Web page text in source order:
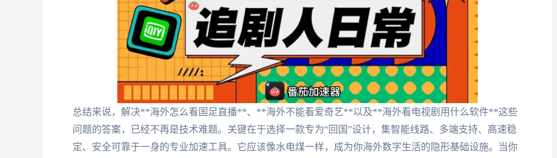
总结来说，解决**海外怎么看国足直播**、**海外不能看爱奇艺**以及**海外看电视剧用什么软件**这些
问题的答案，已经不再是技术难题。关键在于选择一款专为“回国”设计，集智能线路、多端支持、高速稳
定、安全可靠于一身的专业加速工具。它应该像水电煤一样，成为你海外数字生活的隐形基础设施。当你